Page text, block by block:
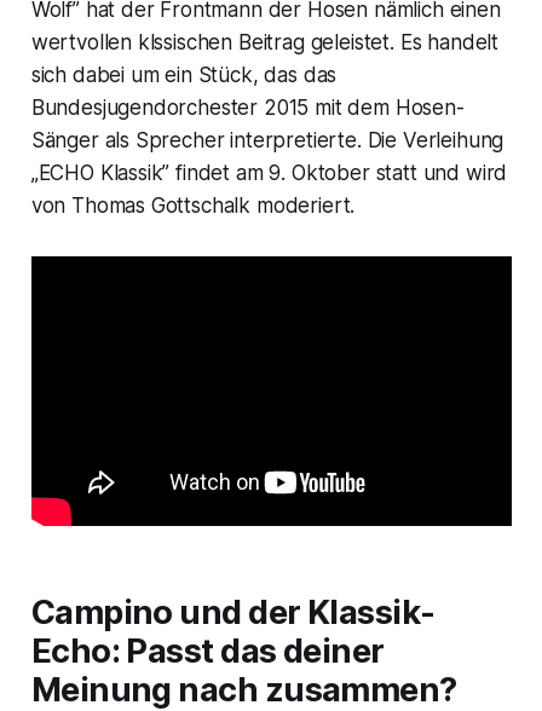
Wolf” hat der Frontmann der Hosen nämlich einen
wertvollen klssischen Beitrag geleistet. Es handelt
sich dabei um ein Stück, das das
Bundesjugendorchester 2015 mit dem Hosen-
Sänger als Sprecher interpretierte. Die Verleihung
„ECHO Klassik” findet am 9. Oktober statt und wird
von Thomas Gottschalk moderiert.
Campino und der Klassik-
Echo: Passt das deiner
Meinung nach zusammen?